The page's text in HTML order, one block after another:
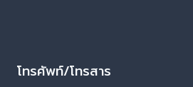
โทรศัพท์/โทรสาร